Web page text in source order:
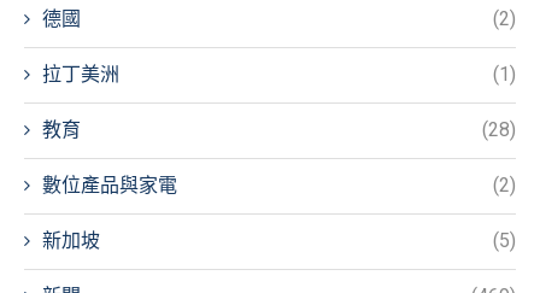
德國 (2)
拉丁美洲 (1)
教育 (28)
數位產品與家電 (2)
新加坡 (5)